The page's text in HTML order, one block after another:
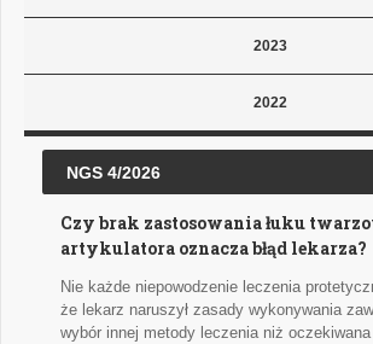
2023
2022
NGS 4/2026
Czy brak zastosowania łuku
artykulatora oznacza błąd lekarza?
Nie każde niepowodzenie leczenia
że lekarz naruszył zasady wykonywania
wybór innej metody leczenia niż